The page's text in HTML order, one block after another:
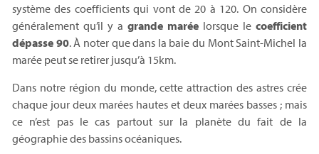
système des coefficients qui vont de 20 à 120. On considère
généralement qu’il y a grande maréelorsque le coefficient
dépasse 90. À noter que dans la baie du Mont Saint-Michel la
marée peut se retirer jusqu’à 15km.
Dans notre région du monde, cette attraction des astres crée
chaque jour deux marées hautes et deux marées basses ; mais
ce n’est pas le cas partout sur la planète du fait de la
géographie des bassins océaniques.